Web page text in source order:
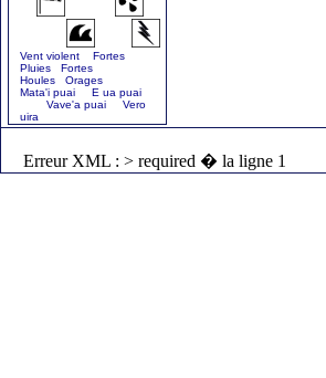
Vent violent Fortes
Pluies Fortes
Houles Orages
Mata'i puai E ua puai
Vave'a puai Vero
uira
Erreur XML : > required � la ligne 1